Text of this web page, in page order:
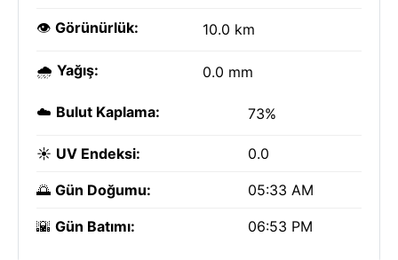
👁️ Görünürlük: 10.0 km
🌧️ Yağış: 0.0 mm
☁️ Bulut Kaplama: 73%
☀️ UV Endeksi: 0.0
🌅 Gün Doğumu: 05:33 AM
🌇 Gün Batımı: 06:53 PM